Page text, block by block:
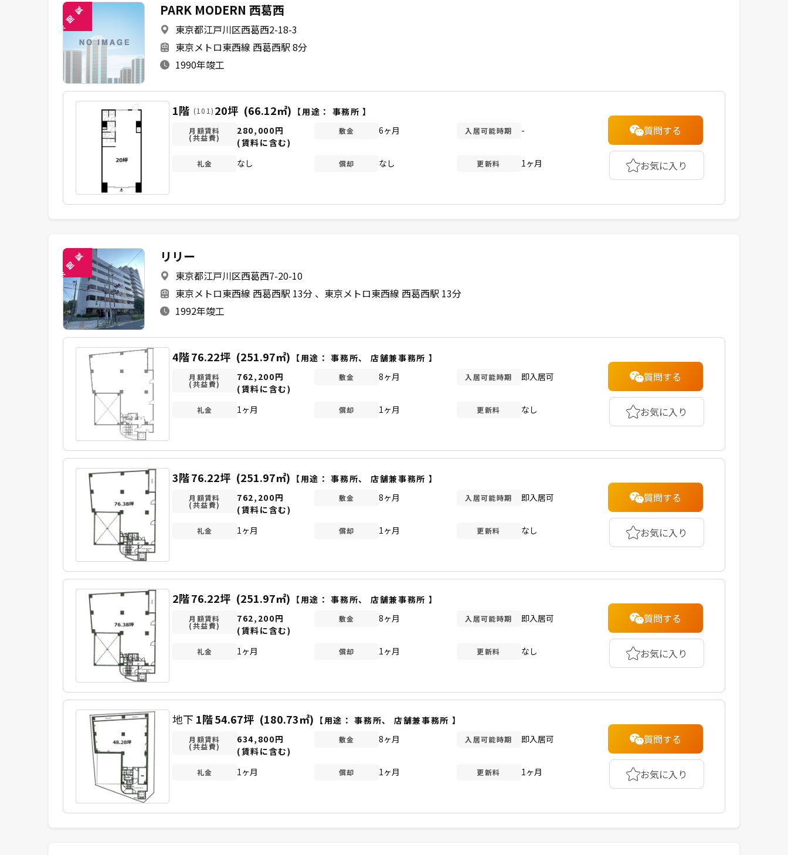
未
閲
覧 PARK MODERN 西葛西
東京都江戸川区西葛西2-18-3
東京メトロ東西線 西葛西駅 8分
1990年竣工
1階 (101) 20坪 (66.12㎡) 【用途： 事務所 】
月額賃料
(共益費)
280,000円
(賃料に含む)
敷金 6ヶ月 入居可能時期 -
礼金 なし 償却 なし 更新料 1ヶ月
質問する
お気に入り
未
閲
覧 リリー
東京都江戸川区西葛西7-20-10
東京メトロ東西線 西葛西駅 13分
東京メトロ東西線 西葛西駅 13分
1992年竣工
4階76.22坪 (251.97㎡) 【用途：事務所、 店舗兼事務所 】
月額賃料
(共益費)
762,200円
(賃料に含む)
敷金 8ヶ月 入居可能時期 即入居可
礼金 1ヶ月 償却 1ヶ月 更新料 なし
質問する
お気に入り
3階76.22坪 (251.97㎡) 【用途：事務所、 店舗兼事務所 】
月額賃料
(共益費)
762,200円
(賃料に含む)
敷金 8ヶ月 入居可能時期 即入居可
礼金 1ヶ月 償却 1ヶ月 更新料 なし
質問する
お気に入り
2階76.22坪 (251.97㎡) 【用途：事務所、 店舗兼事務所 】
月額賃料
(共益費)
762,200円
(賃料に含む)
敷金 8ヶ月 入居可能時期 即入居可
礼金 1ヶ月 償却 1ヶ月 更新料 なし
質問する
お気に入り
地下 1階54.67坪 (180.73㎡) 【用途：事務所、 店舗兼事務所 】
月額賃料
(共益費)
634,800円
(賃料に含む)
敷金 8ヶ月 入居可能時期 即入居可
礼金 1ヶ月 償却 1ヶ月 更新料 1ヶ月
質問する
お気に入り